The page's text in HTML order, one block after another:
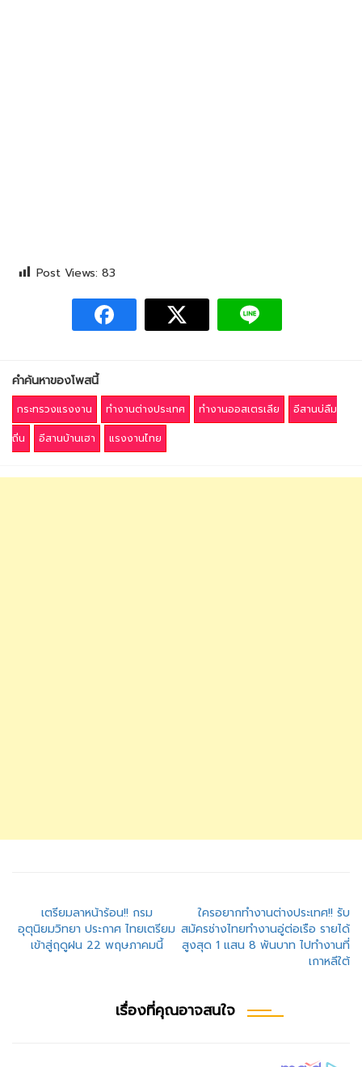
Post Views: 83
คำค้นหาของโพสนี้
กระทรวงแรงงาน ทำงานต่างประเทศ ทำงานออสเตรเลีย
อีสานบ่ลืม
ถิ่น
อีสานบ้านเฮา แรงงานไทย
แนะแนว
เรื่อง
เตรียมลาหน้าร้อน!! กรม
อุตุนิยมวิทยา ประกาศ ไทยเตรียม
เข้าสู่ฤดูฝน 22 พฤษภาคมนี้
ใครอยากทำงานต่างประเทศ!! รับ
สมัครช่างไทยทำงานอู่ต่อเรือ รายได้
สูงสุด 1 แสน 8 พันบาท ไปทำงานที่
เกาหลีใต้
เรื่องที่คุณอาจสนใจ